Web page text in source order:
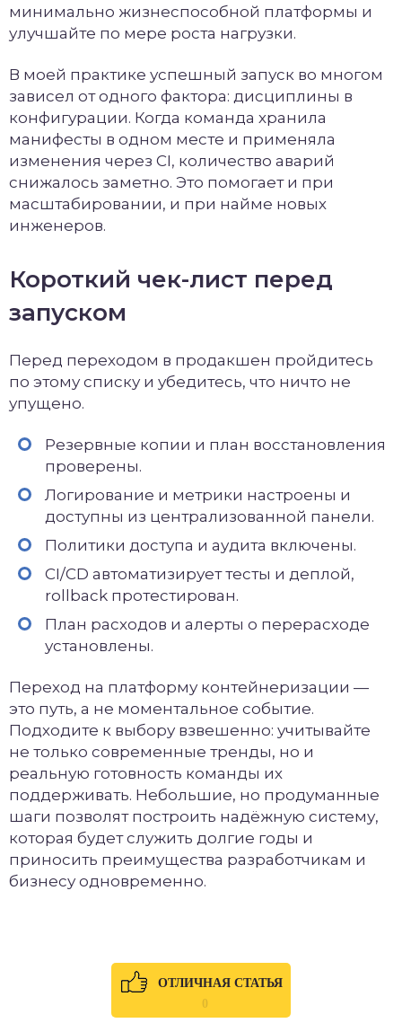
минимально жизнеспособной платформы и
улучшайте по мере роста нагрузки.
В моей практике успешный запуск во многом
зависел от одного фактора: дисциплины в
конфигурации. Когда команда хранила
манифесты в одном месте и применяла
изменения через CI, количество аварий
снижалось заметно. Это помогает и при
масштабировании, и при найме новых
инженеров.
Короткий чек-лист перед
запуском
Перед переходом в продакшен пройдитесь
по этому списку и убедитесь, что ничто не
упущено.
Резервные копии и план восстановления
проверены.
Логирование и метрики настроены и
доступны из централизованной панели.
Политики доступа и аудита включены.
CI/CD автоматизирует тесты и деплой,
rollback протестирован.
План расходов и алерты о перерасходе
установлены.
Переход на платформу контейнеризации —
это путь, а не моментальное событие.
Подходите к выбору взвешенно: учитывайте
не только современные тренды, но и
реальную готовность команды их
поддерживать. Небольшие, но продуманные
шаги позволят построить надёжную систему,
которая будет служить долгие годы и
приносить преимущества разработчикам и
бизнесу одновременно.
ОТЛИЧНАЯ СТАТЬЯ
0